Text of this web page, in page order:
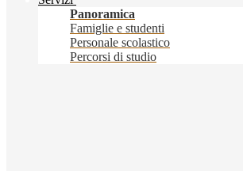
Panoramica
Famiglie e studenti
Personale scolastico
Percorsi di studio